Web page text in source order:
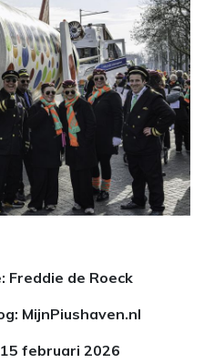
de Roeck
MijnPiushaven.nl
februari 2026